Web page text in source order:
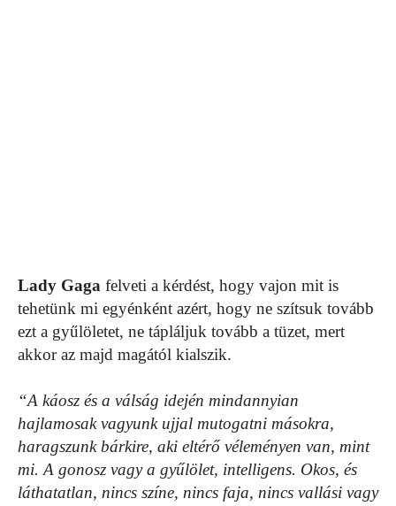
Lady Gaga felveti a kérdést, hogy vajon mit is
tehetünk mi egyénként azért, hogy ne szítsuk tovább
ezt a gyűlöletet, ne tápláljuk tovább a tüzet, mert
akkor az majd magától kialszik.
“A káosz és a válság idején mindannyian
hajlamosak vagyunk ujjal mutogatni másokra,
haragszunk bárkire, aki eltérő véleményen van, mint
mi. A gonosz vagy a gyűlölet, intelligens. Okos, és
láthatatlan, nincs színe, nincs faja, nincs vallási vagy